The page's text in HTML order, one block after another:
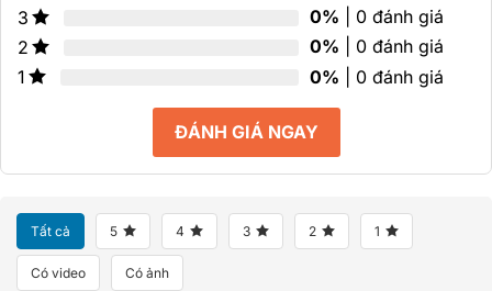
3
0% | 0 đánh giá
2
0% | 0 đánh giá
1
0% | 0 đánh giá
ĐÁNH GIÁ NGAY
Tất cả 5 4 3 2 1
Có video Có ảnh